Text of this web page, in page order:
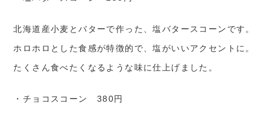
北海道産小麦とバターで作った、塩バタースコーンです。
ホロホロとした食感が特徴的で、塩がいいアクセントに。
たくさん食べたくなるような味に仕上げました。
・チョコスコーン 380円